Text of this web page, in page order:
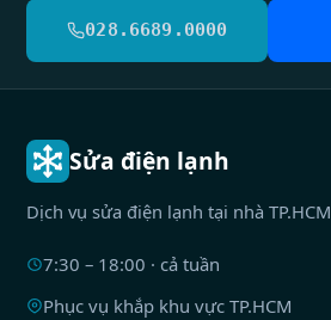
028.6689.0000
Sửa điện lạnh
Dịch vụ sửa điện lạnh tại nhà TP.HCM
7:30 – 18:00 · cả tuần
Phục vụ khắp khu vực TP.HCM